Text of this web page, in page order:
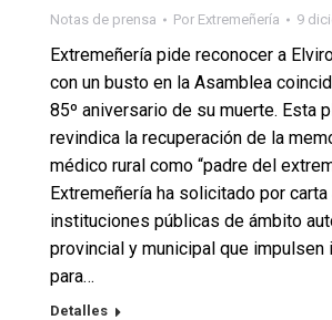
Notas de prensa Por Extremeñería 9
Extremeñería pide reconocer a
con un busto en la Asamblea
85º aniversario de su muerte. Esta
revindica la recuperación de la
médico rural como “padre del
Extremeñería ha solicitado por
instituciones públicas de ámbito
provincial y municipal que impulsen
para…
Detalles